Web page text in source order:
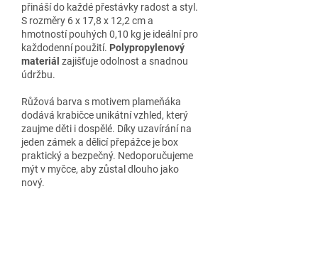
přináší do každé přestávky radost a styl.
S rozměry 6 x 17,8 x 12,2 cm a
hmotností pouhých 0,10 kg je ideální pro
každodenní použití. Polypropylenový
materiál zajišťuje odolnost a snadnou
údržbu.
Růžová barva s motivem plameňáka
dodává krabičce unikátní vzhled, který
zaujme děti i dospělé. Díky uzavírání na
jeden zámek a dělicí přepážce je box
praktický a bezpečný. Nedoporučujeme
mýt v myčce, aby zůstal dlouho jako
nový.